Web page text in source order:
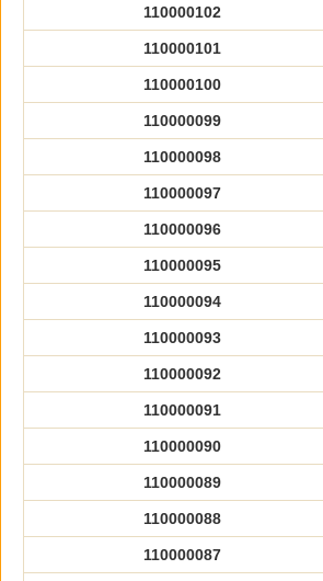
110000102
110000101
110000100
110000099
110000098
110000097
110000096
110000095
110000094
110000093
110000092
110000091
110000090
110000089
110000088
110000087